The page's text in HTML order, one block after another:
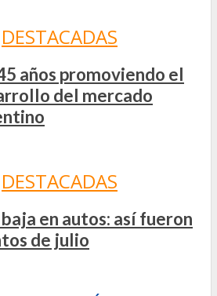
DESTACADAS
años promoviendo el
del mercado
DESTACADAS
en autos: así fueron
de julio